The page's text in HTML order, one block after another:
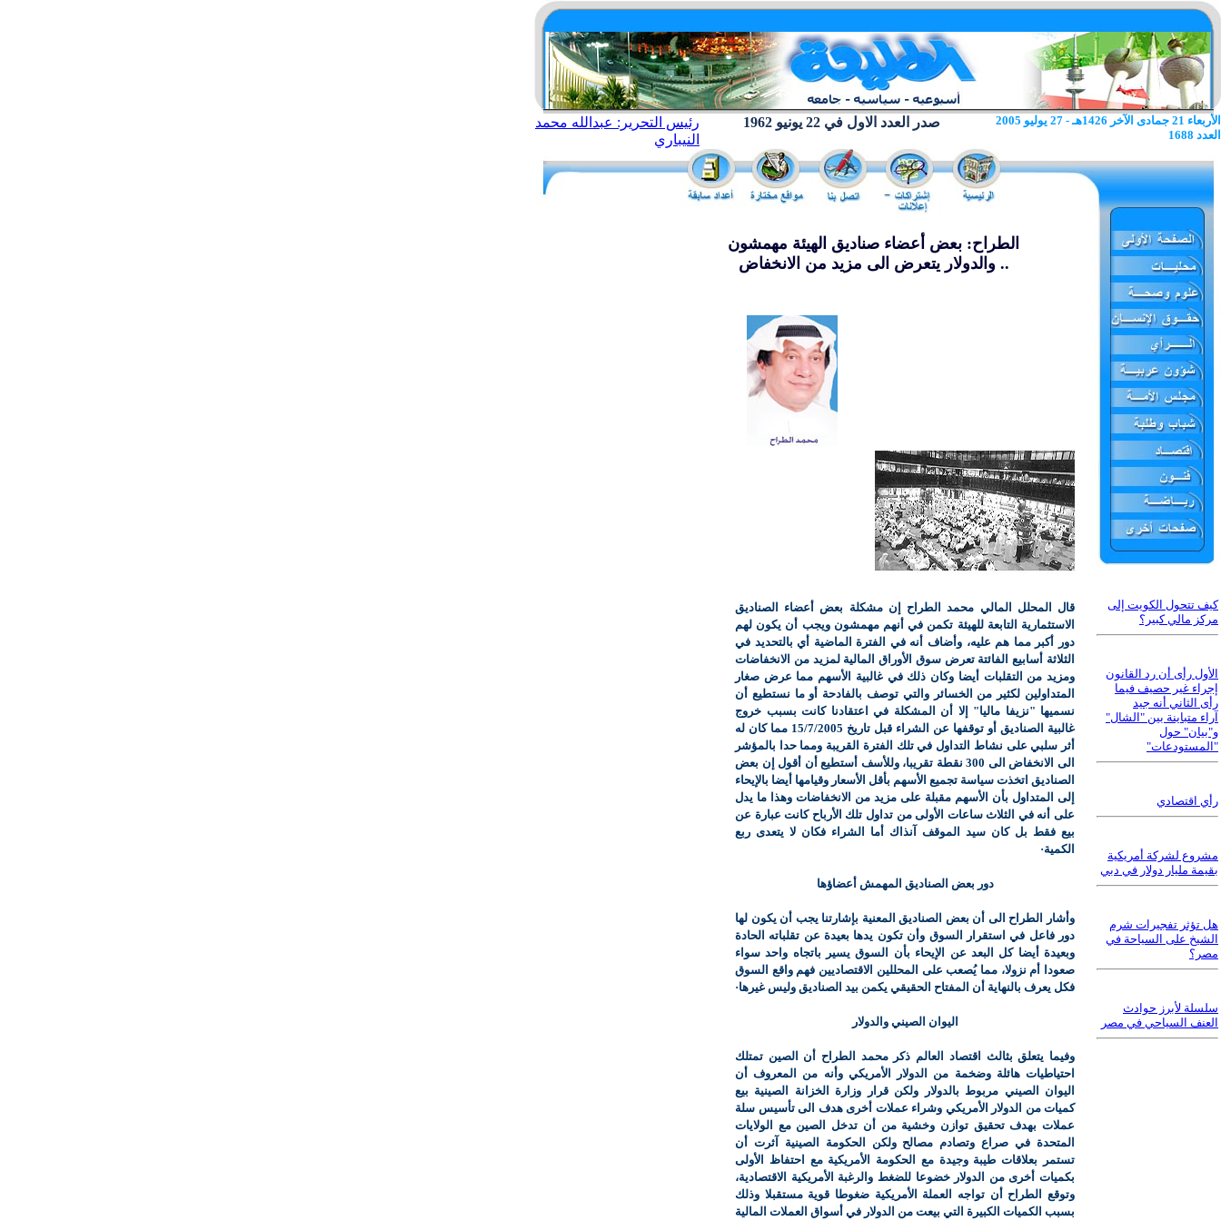
رئيس التحرير: عبدالله محمد
النيباري
صدر العدد الاول في 22 يونيو 1962
الأربعاء 21 جمادى الآخر 1426هـ - 27 يوليو 2005
العدد 1688
الطراح: بعض أعضاء صناديق الهيئة مهمشون
.. والدولار يتعرض الى مزيد من الانخفاض
قال المحلل المالي محمد الطراح إن مشكلة بعض أعضاء الصناديق
الاستثمارية التابعة للهيئة تكمن في أنهم مهمشون ويجب أن يكون لهم
دور أكبر مما هم عليه، وأضاف أنه في الفترة الماضية أي بالتحديد في
الثلاثة أسابيع الفائتة تعرض سوق الأوراق المالية لمزيد من الانخفاضات
ومزيد من التقلبات أيضا وكان ذلك في غالبية الأسهم مما عرض صغار
المتداولين لكثير من الخسائر والتي توصف بالفادحة أو ما نستطيع أن
نسميها "نزيفا ماليا" إلا أن المشكلة في اعتقادنا كانت بسبب خروج
غالبية الصناديق أو توقفها عن الشراء قبل تاريخ 15/7/2005 مما كان له
أثر سلبي على نشاط التداول في تلك الفترة القريبة ومما حدا بالمؤشر
الى الانخفاض الى 300 نقطة تقريبا، وللأسف أستطيع أن أقول إن بعض
الصناديق اتخذت سياسة تجميع الأسهم بأقل الأسعار وقيامها أيضا بالإيحاء
إلى المتداول بأن الأسهم مقبلة على مزيد من الانخفاضات وهذا ما يدل
على أنه في الثلاث ساعات الأولى من تداول تلك الأرباح كانت عبارة عن
بيع فقط بل كان سيد الموقف آنذاك أما الشراء فكان لا يتعدى ربع
الكمية·
دور بعض الصناديق المهمش أعضاؤها
وأشار الطراح الى أن بعض الصناديق المعنية بإشارتنا يجب أن يكون لها
دور فاعل في استقرار السوق وأن تكون يدها بعيدة عن تقلباته الحادة
وبعيدة أيضا كل البعد عن الإيحاء بأن السوق يسير باتجاه واحد سواء
صعودا أم نزولا، مما يُصعب على المحللين الاقتصاديين فهم واقع السوق
فكل يعرف بالنهاية أن المفتاح الحقيقي يكمن بيد الصناديق وليس غيرها·
اليوان الصيني والدولار
وفيما يتعلق بثالث اقتصاد العالم ذكر محمد الطراح أن الصين تمتلك
احتياطيات هائلة وضخمة من الدولار الأمريكي وأنه من المعروف أن
اليوان الصيني مربوط بالدولار ولكن قرار وزارة الخزانة الصينية بيع
كميات من الدولار الأمريكي وشراء عملات أخرى هدف الى تأسيس سلة
عملات بهدف تحقيق توازن وخشية من أن تدخل الصين مع الولايات
المتحدة في صراع وتصادم مصالح ولكن الحكومة الصينية آثرت أن
تستمر بعلاقات طيبة وجيدة مع الحكومة الأمريكية مع احتفاظ الأولى
بكميات أخرى من الدولار خضوعا للضغط والرغبة الأمريكية الاقتصادية،
وتوقع الطراح أن تواجه العملة الأمريكية ضغوطا قوية مستقبلا وذلك
بسبب الكميات الكبيرة التي بيعت من الدولار في أسواق العملات المالية
كيف تتحول الكويت إلى
مركز مالي كبير؟
الأول رأى أن رد القانون
إجراء غير حصيف فيما
رأى الثاني أنه جيد
آراء متباينة بين "الشال"
و"بيان" حول
"المستودعات"
رأي اقتصادي
مشروع لشركة أمريكية
بقيمة مليار دولار في دبي
هل تؤثر تفجيرات شرم
الشيخ على السياحة في
مصر؟
سلسلة لأبرز حوادث
العنف السياحي في مصر